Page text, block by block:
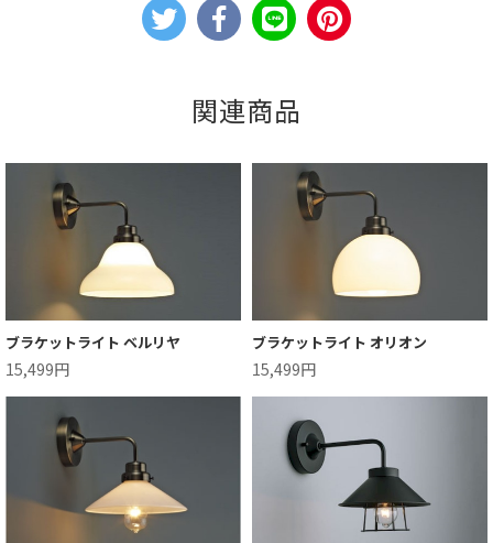
関連商品
ブラケットライト ベルリヤ
15,499円
ブラケットライト オリオン
15,499円